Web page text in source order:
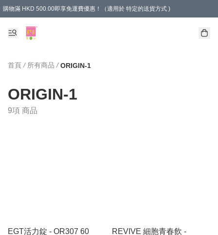
購物滿 HKD 500.00即享免運費優惠！（適用於 特定的送貨方式 )
首頁 / 所有商品 / ORIGIN-1
ORIGIN-1
9項 商品
EGT活力錠 - OR307 60
REVIVE 細胞青春飲 -